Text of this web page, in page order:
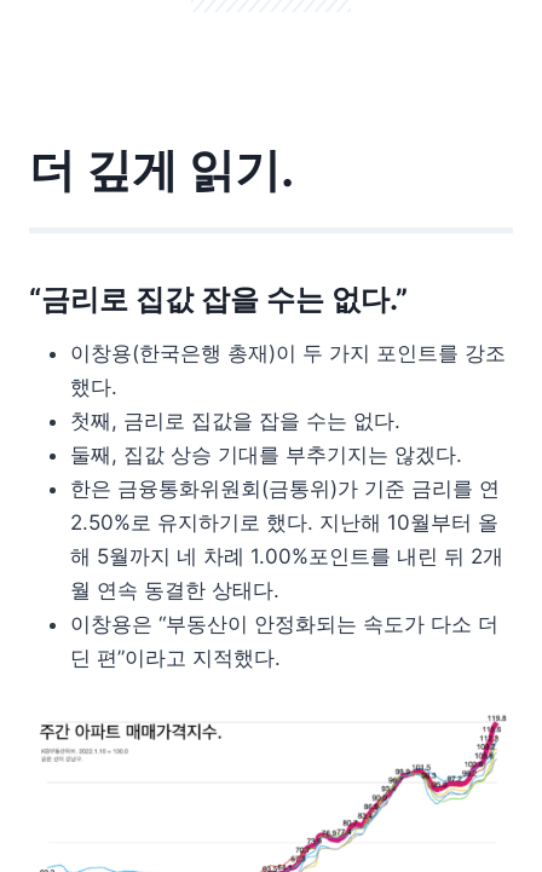
더 깊게 읽기.
“금리로 집값 잡을 수는 없다.”
이창용(한국은행 총재)이 두 가지 포인트를 강조
했다.
첫째, 금리로 집값을 잡을 수는 없다.
둘째, 집값 상승 기대를 부추기지는 않겠다.
한은 금융통화위원회(금통위)가 기준 금리를 연
2.50%로 유지하기로 했다. 지난해 10월부터 올
해 5월까지 네 차례 1.00%포인트를 내린 뒤 2개
월 연속 동결한 상태다.
이창용은 “부동산이 안정화되는 속도가 다소 더
딘 편”이라고 지적했다.